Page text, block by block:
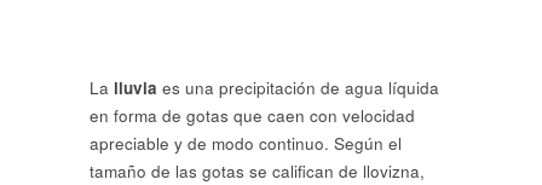
La lluvia es una precipitación de agua líquida
en forma de gotas que caen con velocidad
apreciable y de modo continuo. Según el
tamaño de las gotas se califican de llovizna,